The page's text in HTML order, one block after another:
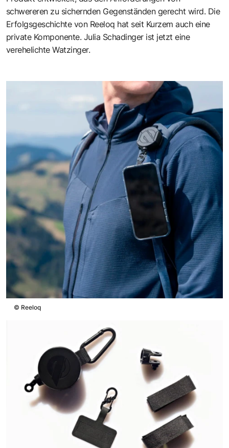
schwereren zu sichernden Gegenständen gerecht wird. Die
Erfolgsgeschichte von Reeloq hat seit Kurzem auch eine
private Komponente. Julia Schadinger ist jetzt eine
verehelichte Watzinger.
© Reeloq